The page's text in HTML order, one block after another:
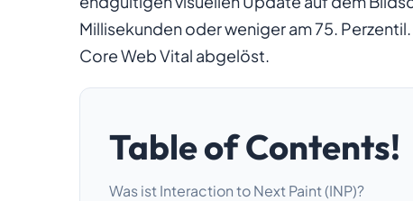
Millisekunden oder weniger am 75.
Core Web Vital abgelöst.
Table of Contents!
Was ist Interaction to Next Paint (INP)?